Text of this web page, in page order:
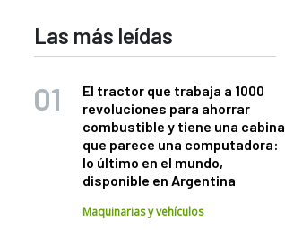
Las más leídas
El tractor que trabaja a 1000
revoluciones para ahorrar
combustible y tiene una cabina
que parece una computadora:
lo último en el mundo,
disponible en Argentina
Maquinarias y vehículos